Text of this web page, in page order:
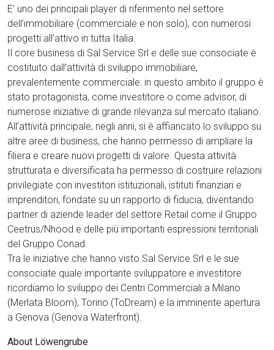
E’ uno dei principali player di riferimento nel settore
dell’immobiliare (commerciale e non solo), con numerosi
progetti all’attivo in tutta Italia.
Il core business di Sal Service Srl e delle sue consociate è
costituito dall’attività di sviluppo immobiliare,
prevalentemente commerciale: in questo ambito il gruppo è
stato protagonista, come investitore o come advisor, di
numerose iniziative di grande rilevanza sul mercato italiano.
All’attività principale, negli anni, si è affiancato lo sviluppo su
altre aree di business, che hanno permesso di ampliare la
filiera e creare nuovi progetti di valore. Questa attività
strutturata e diversificata ha permesso di costruire relazioni
privilegiate con investitori istituzionali, istituti finanziari e
imprenditori, fondate su un rapporto di fiducia, diventando
partner di aziende leader del settore Retail come il Gruppo
Ceetrus/Nhood e delle più importanti espressioni territoriali
del Gruppo Conad.
Tra le iniziative che hanno visto Sal Service Srl e le sue
consociate quale importante sviluppatore e investitore
ricordiamo lo sviluppo dei Centri Commerciali a Milano
(Merlata Bloom), Torino (ToDream) e la imminente apertura
a Genova (Genova Waterfront).
About Löwengrube